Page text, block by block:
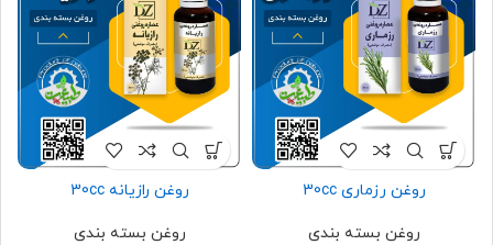
روغن رزماری 30cc
روغن بسته بندی
روغن رازیانه 30cc
روغن بسته بندی